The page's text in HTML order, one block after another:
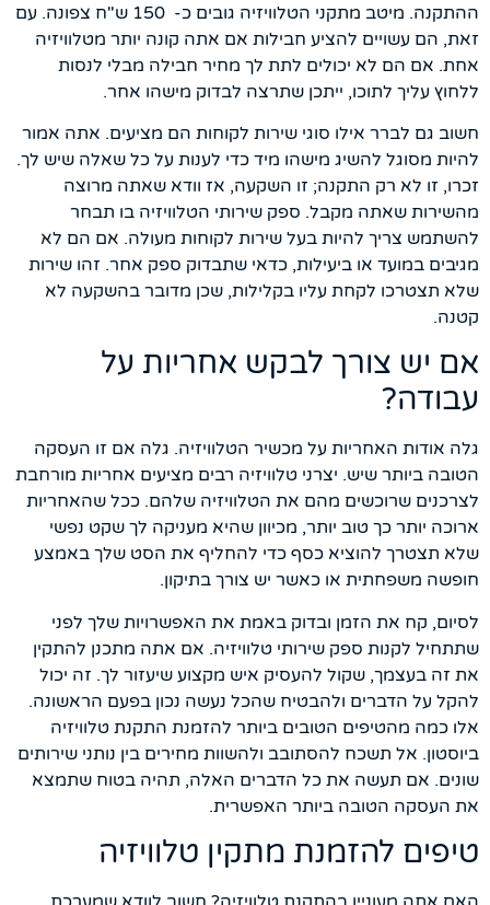
ההתקנה. מיטב מתקני הטלוויזיה גובים כ- 150 ש"ח צפונה. עם
זאת, הם עשויים להציע חבילות אם אתה קונה יותר מטלוויזיה
אחת. אם הם לא יכולים לתת לך מחיר חבילה מבלי לנסות
ללחוץ עליך לתוכו, ייתכן שתרצה לבדוק מישהו אחר.
חשוב גם לברר אילו סוגי שירות לקוחות הם מציעים. אתה אמור
להיות מסוגל להשיג מישהו מיד כדי לענות על כל שאלה שיש לך.
זכרו, זו לא רק התקנה; זו השקעה, אז וודא שאתה מרוצה
מהשירות שאתה מקבל. ספק שירותי הטלוויזיה בו תבחר
להשתמש צריך להיות בעל שירות לקוחות מעולה. אם הם לא
מגיבים במועד או ביעילות, כדאי שתבדוק ספק אחר. זהו שירות
שלא תצטרכו לקחת עליו בקלילות, שכן מדובר בהשקעה לא
קטנה.
אם יש צורך לבקש אחריות על
עבודה?
גלה אודות האחריות על מכשיר הטלוויזיה. גלה אם זו העסקה
הטובה ביותר שיש. יצרני טלוויזיה רבים מציעים אחריות מורחבת
לצרכנים שרוכשים מהם את הטלוויזיה שלהם. ככל שהאחריות
ארוכה יותר כך טוב יותר, מכיוון שהיא מעניקה לך שקט נפשי
שלא תצטרך להוציא כסף כדי להחליף את הסט שלך באמצע
חופשה משפחתית או כאשר יש צורך בתיקון.
לסיום, קח את הזמן ובדוק באמת את האפשרויות שלך לפני
שתתחיל לקנות ספק שירותי טלוויזיה. אם אתה מתכנן להתקין
את זה בעצמך, שקול להעסיק איש מקצוע שיעזור לך. זה יכול
להקל על הדברים ולהבטיח שהכל נעשה נכון בפעם הראשונה.
אלו כמה מהטיפים הטובים ביותר להזמנת התקנת טלוויזיה
ביוסטון. אל תשכח להסתובב ולהשוות מחירים בין נותני שירותים
שונים. אם תעשה את כל הדברים האלה, תהיה בטוח שתמצא
את העסקה הטובה ביותר האפשרית.
טיפים להזמנת מתקין טלוויזיה